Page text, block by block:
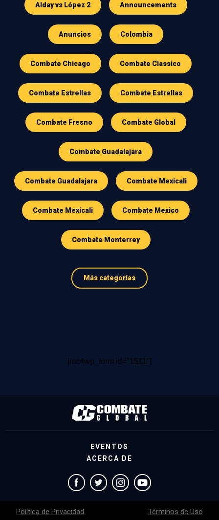
Alday vs López 2 Announcements
Anuncios Colombia
Combate Chicago Combate Classico
Combate Estrellas Combate Estrellas
Combate Fresno Combate Global
Combate Guadalajara
Combate Guadalajara Combate Mexicali
Combate Mexicali Combate Mexico
Combate Monterrey
Más categorías
[mc4wp_form id="1511"]
EVENTOS
ACERCA DE
Política de Privacidad Términos de Uso